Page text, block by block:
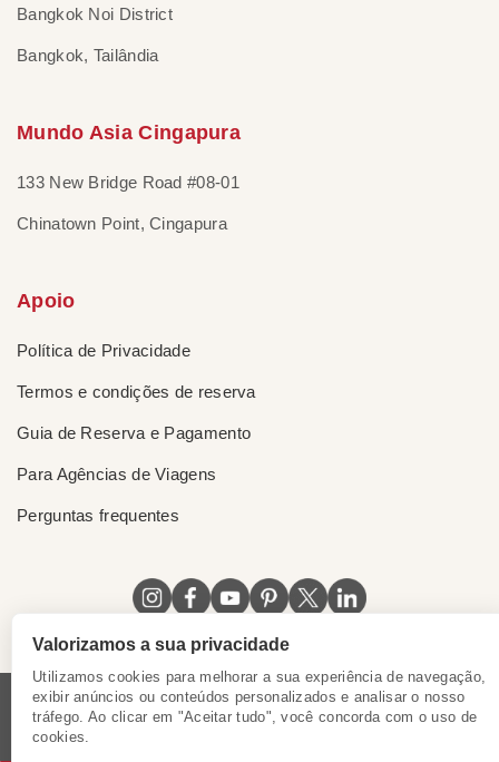
Bangkok Noi District
Bangkok, Tailândia
Mundo Asia Cingapura
133 New Bridge Road #08-01
Chinatown Point, Cingapura
Apoio
Política de Privacidade
Termos e condições de reserva
Guia de Reserva e Pagamento
Para Agências de Viagens
Perguntas frequentes
Licença do Vietnã | Certificado de Singapura
|
Certificado de Hong Kong, China
Valorizamos a sua privacidade
Utilizamos cookies para melhorar a sua experiência de navegação,
exibir anúncios ou conteúdos personalizados e analisar o nosso
tráfego. Ao clicar em "Aceitar tudo", você concorda com o uso de
cookies.